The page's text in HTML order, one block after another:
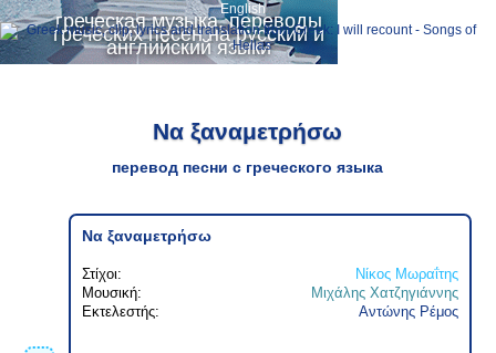
греческая музыка, переводы
греческих песен на русский и
английский языки
English
Να ξαναμετρήσω
перевод песни с греческого языка
Να ξαναμετρήσω
Στίχοι:
Νίκος Μωραΐτης
Μουσική:
Μιχάλης Χατζηγιάννης
Εκτελεστής:
Αντώνης Ρέμος